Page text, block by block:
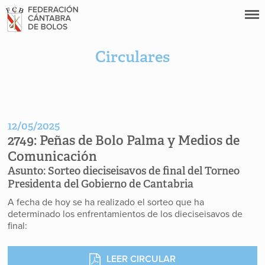
Circulares
12/05/2025
2749: Peñas de Bolo Palma y Medios de
Comunicación
Asunto: Sorteo dieciseisavos de final del Torneo
Presidenta del Gobierno de Cantabria
A fecha de hoy se ha realizado el sorteo que ha
determinado los enfrentamientos de los dieciseisavos de
final:
LEER CIRCULAR